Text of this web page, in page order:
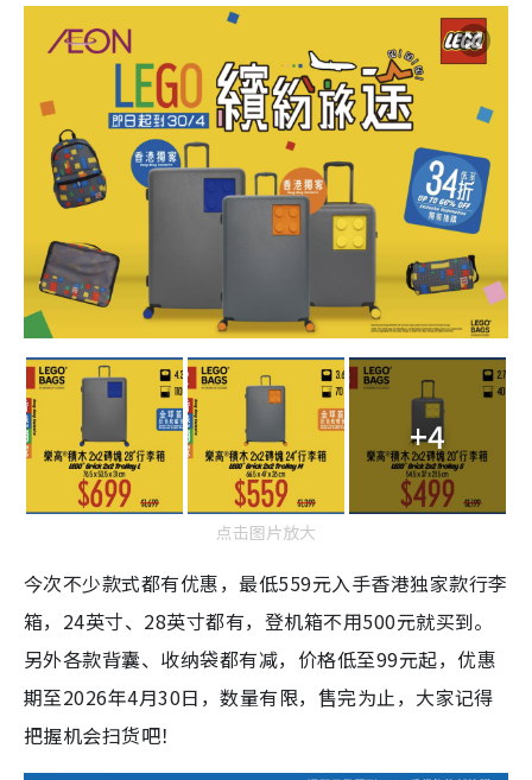
+4
点击图片放大
今次不少款式都有优惠，最低559元入手香港独家款行李
箱，24英寸、28英寸都有，登机箱不用500元就买到。
另外各款背囊、收纳袋都有减，价格低至99元起，优惠
期至2026年4月30日，数量有限，售完为止，大家记得
把握机会扫货吧！